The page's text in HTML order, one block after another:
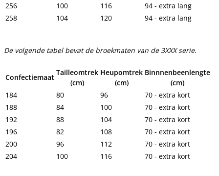
256
100 116
94 - extra lang
258
104 120 94 - extra lang
De volgende tabel bevat de broekmaten van de 3XXX serie.
Confectiemaat
Tailleomtrek
(cm)
Heupomtrek
(cm)
Binnnenbeenlengte
(cm)
184
80 96
70 - extra kort
188
84 100
70 - extra kort
192
88 104
70 - extra kort
196
82 108
70 - extra kort
200
96 112
70 - extra kort
204
100 116 70 - extra kort